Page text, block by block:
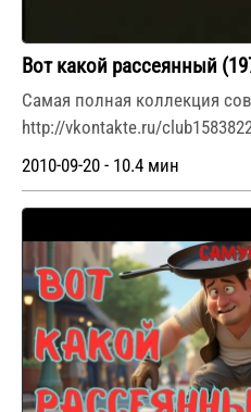
Вот какой рассеянный
Самая полная коллекция
http://vkontakte.ru/
2010-09-20 - 10.4 мин